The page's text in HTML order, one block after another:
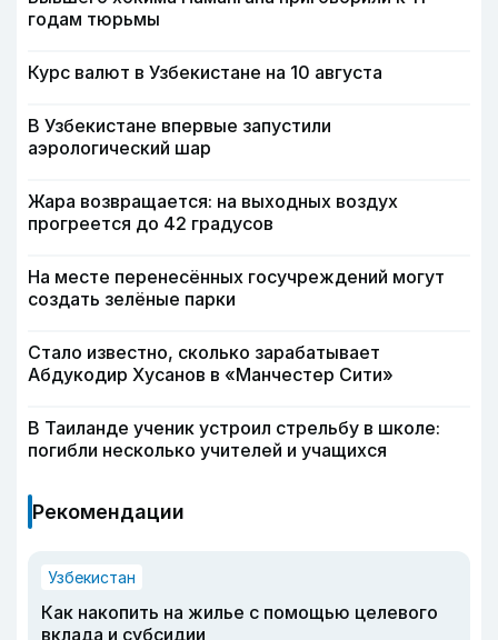
годам тюрьмы
Курс валют в Узбекистане на 10 августа
В Узбекистане впервые запустили
аэрологический шар
Жара возвращается: на выходных воздух
прогреется до 42 градусов
На месте перенесённых госучреждений могут
создать зелёные парки
Стало известно, сколько зарабатывает
Абдукодир Хусанов в «Манчестер Сити»
В Таиланде ученик устроил стрельбу в школе:
погибли несколько учителей и учащихся
Рекомендации
Узбекистан
Как накопить на жилье с помощью целевого
вклада и субсидии